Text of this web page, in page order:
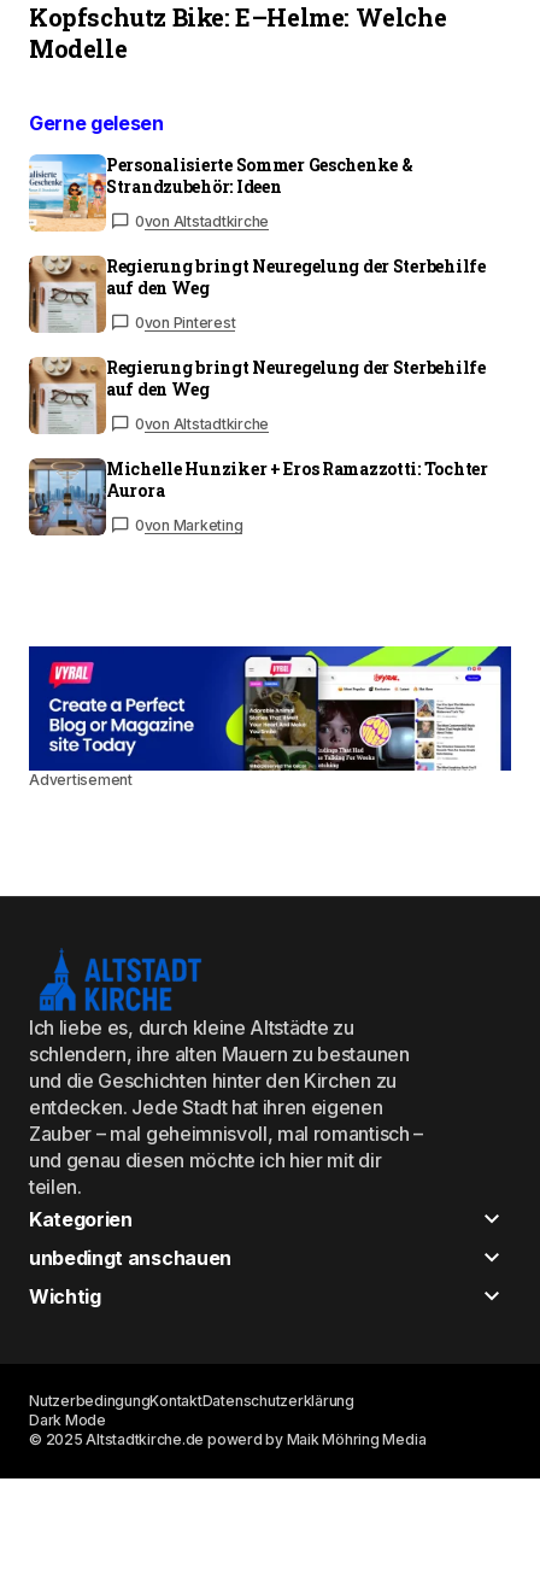
Kopfschutz Bike: E–Helme: Welche
Modelle
Gerne gelesen
Personalisierte Sommer Geschenke &
Strandzubehör: Ideen
0von Altstadtkirche
Regierung bringt Neuregelung der Sterbehilfe
auf den Weg
0von Pinterest
Regierung bringt Neuregelung der Sterbehilfe
auf den Weg
0von Altstadtkirche
Michelle Hunziker + Eros Ramazzotti: Tochter
Aurora
0von Marketing
Advertisement
Ich liebe es, durch kleine Altstädte zu
schlendern, ihre alten Mauern zu bestaunen
und die Geschichten hinter den Kirchen zu
entdecken. Jede Stadt hat ihren eigenen
Zauber – mal geheimnisvoll, mal romantisch –
und genau diesen möchte ich hier mit dir
teilen.
Kategorien
unbedingt anschauen
Wichtig
© 2025 Altstadtkirche.de powerd by Maik Möhring Media
NutzerbedingungKontaktDatenschutzerklärung
Dark Mode